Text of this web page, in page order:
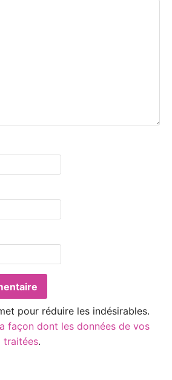
pour réduire les indésirables.
façon dont les données de vos
traitées.